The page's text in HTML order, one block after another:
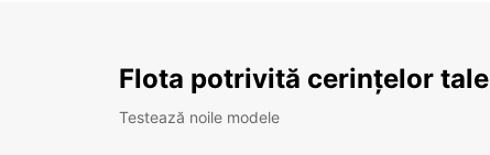
Flota potrivită cerințelor tale
Testează noile modele